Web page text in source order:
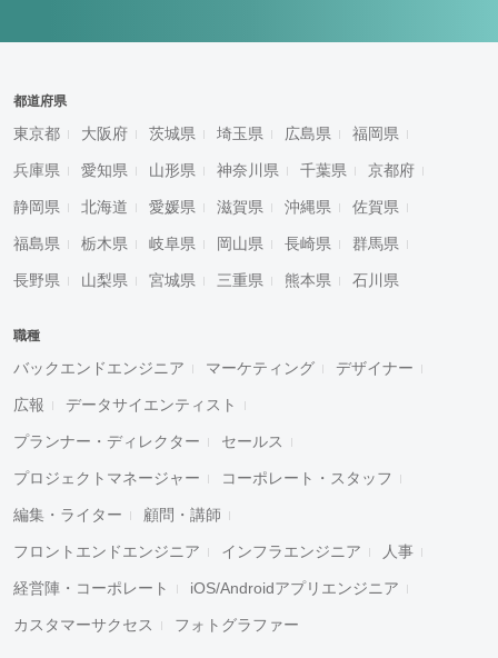
都道府県
東京都 大阪府 茨城県 埼玉県 広島県 福岡県
兵庫県 愛知県 山形県 神奈川県 千葉県 京都府
静岡県 北海道 愛媛県 滋賀県 沖縄県 佐賀県
福島県 栃木県 岐阜県 岡山県 長崎県 群馬県
長野県 山梨県 宮城県 三重県 熊本県 石川県
職種
バックエンドエンジニア マーケティング デザイナー
広報 データサイエンティスト
プランナー・ディレクター セールス
プロジェクトマネージャー コーポレート・スタッフ
編集・ライター 顧問・講師
フロントエンドエンジニア インフラエンジニア 人事
経営陣・コーポレート iOS/Androidアプリエンジニア
カスタマーサクセス フォトグラファー